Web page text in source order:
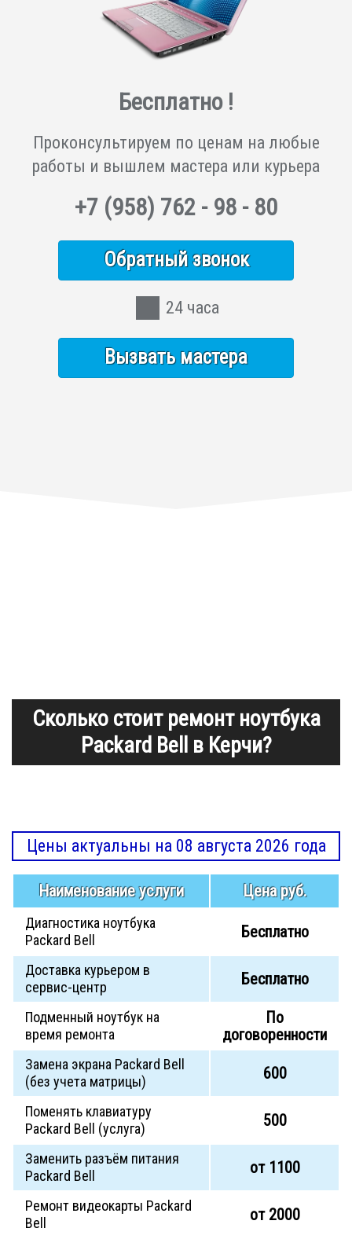
Бесплатно !
Проконсультируем по ценам на любые
работы и вышлем мастера или курьера
+7 (958) 762 - 98 - 80
Обратный звонок
24 часа
Вызвать мастера
Сколько стоит ремонт ноутбука
Packard Bell в Керчи?
Цены актуальны на 08 августа 2026 года
Наименование услуги Цена руб.
Диагностика ноутбука
Packard Bell
Бесплатно
Доставка курьером в
сервис-центр
Бесплатно
Подменный ноутбук на
время ремонта
По
договоренности
Замена экрана Packard Bell
(без учета матрицы)
600
Поменять клавиатуру
Packard Bell (услуга)
500
Заменить разъём питания
Packard Bell
от 1100
Ремонт видеокарты Packard
Bell
от 2000